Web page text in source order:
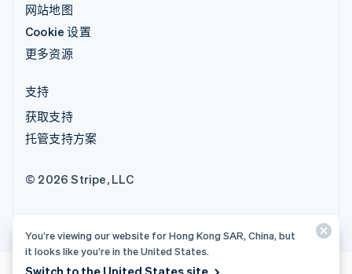
网站地图
Cookie 设置
更多资源
支持
获取支持
托管支持方案
© 2026 Stripe, LLC
You’re viewing our website for Hong Kong SAR, China, but
it looks like you’re in the United States.
Switch to the United States site